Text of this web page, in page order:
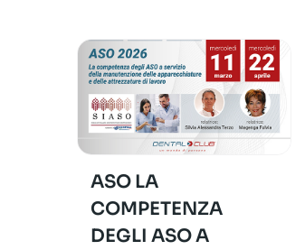
ASO LA
COMPETENZA
DEGLI ASO A